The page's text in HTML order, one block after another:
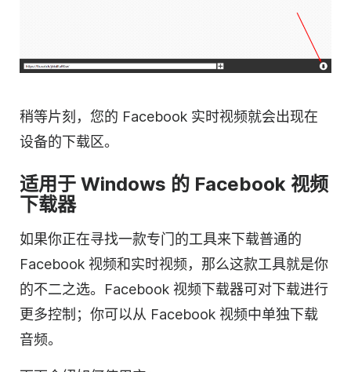
稍等片刻，您的 Facebook 实时视频就会出现在
设备的下载区。
适用于 Windows 的 Facebook 视频
下载器
如果你正在寻找一款专门的工具来下载普通的
Facebook 视频和实时视频，那么这款工具就是你
的不二之选。Facebook 视频下载器可对下载进行
更多控制；你可以从 Facebook 视频中单独下载
音频。